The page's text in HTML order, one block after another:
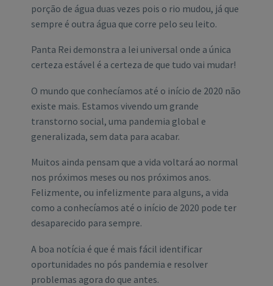
porção de água duas vezes pois o rio mudou, já que
sempre é outra água que corre pelo seu leito.
Panta Rei demonstra a lei universal onde a única
certeza estável é a certeza de que tudo vai mudar!
O mundo que conhecíamos até o início de 2020 não
existe mais. Estamos vivendo um grande
transtorno social, uma pandemia global e
generalizada, sem data para acabar.
Muitos ainda pensam que a vida voltará ao normal
nos próximos meses ou nos próximos anos.
Felizmente, ou infelizmente para alguns, a vida
como a conhecíamos até o início de 2020 pode ter
desaparecido para sempre.
A boa notícia é que é mais fácil identificar
oportunidades no pós pandemia e resolver
problemas agora do que antes.